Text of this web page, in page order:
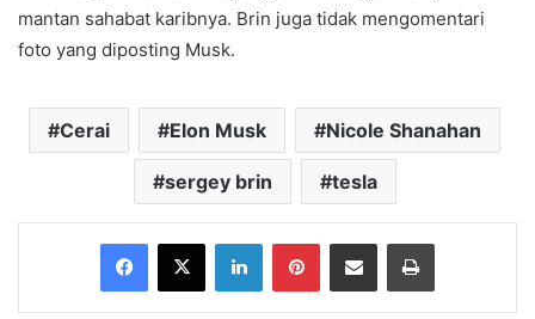
mantan sahabat karibnya. Brin juga tidak mengomentari
foto yang diposting Musk.
Cerai Elon Musk Nicole Shanahan
sergey brin tesla
Facebook
X LinkedInPinterestShare via Email Print